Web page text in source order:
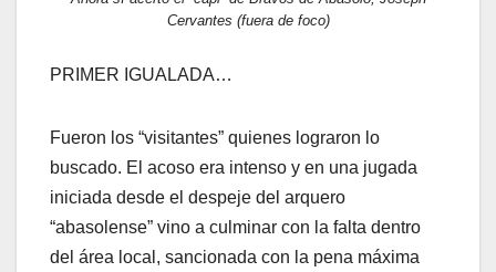
Cervantes (fuera de foco)
PRIMER IGUALADA…
Fueron los “visitantes” quienes lograron lo
buscado. El acoso era intenso y en una jugada
iniciada desde el despeje del arquero
“abasolense” vino a culminar con la falta dentro
del área local, sancionada con la pena máxima